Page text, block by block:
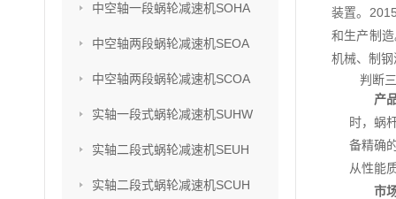
中空轴一段蜗轮减速机SOHA
中空轴两段蜗轮减速机SEOA
中空轴两段蜗轮减速机SCOA
实轴一段式蜗轮减速机SUHW
实轴二段式蜗轮减速机SEUH
实轴二段式蜗轮减速机SCUH
装置。
和生产制
机械、制
判断
产
时，蜗
备精确
从性能
市